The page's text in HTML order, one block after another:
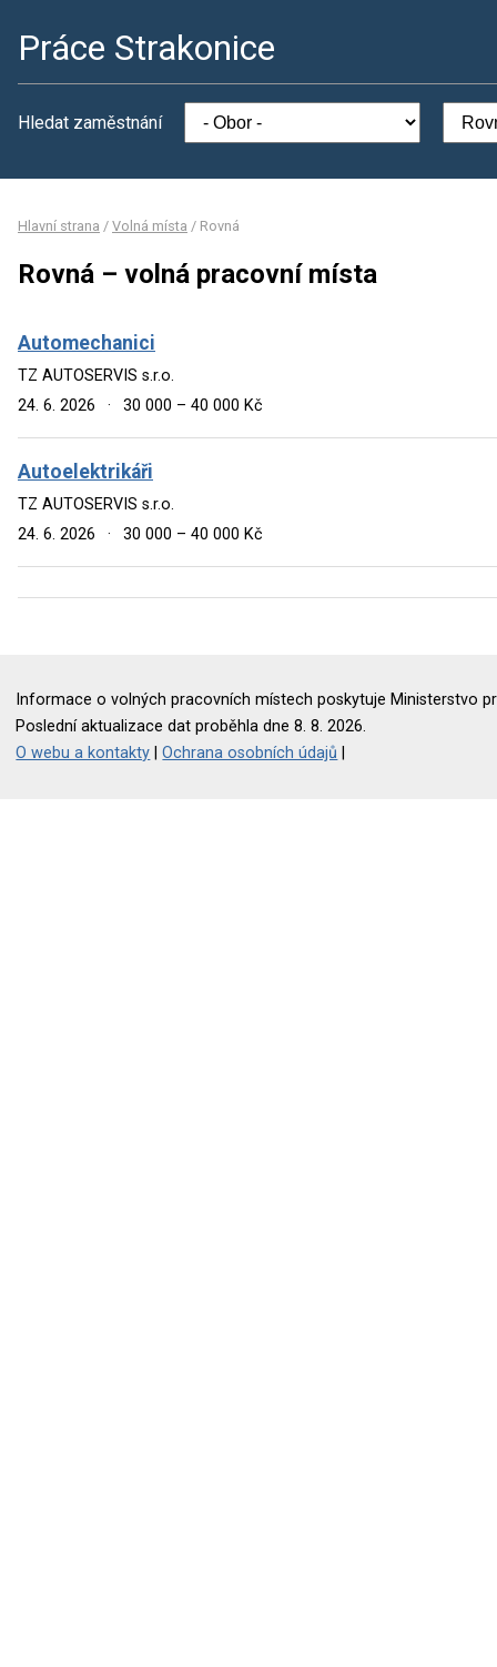
Práce Strakonice
Hledat zaměstnání
Hlavní strana / Volná místa / Rovná
Rovná – volná pracovní místa
Automechanici
TZ AUTOSERVIS s.r.o.
24. 6. 2026
· 30 000 – 40 000 Kč
Autoelektrikáři
TZ AUTOSERVIS s.r.o.
24. 6. 2026
· 30 000 – 40 000 Kč
Informace o volných pracovních místech poskytuje Ministerstvo
Poslední aktualizace dat proběhla dne 8. 8. 2026.
O webu a kontakty |Ochrana osobních údajů